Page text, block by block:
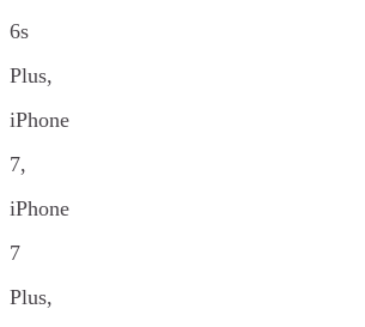
6s
Plus,
iPhone
7,
iPhone
7
Plus,